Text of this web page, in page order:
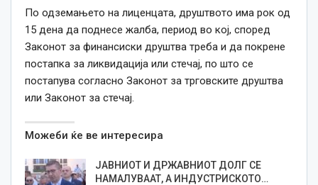
По одземањето на лиценцата, друштвото има рок од
15 дена да поднесе жалба, период во кој, според
Законот за финансиски друштва треба и да покрене
постапка за ликвидација или стечај, по што се
постапува согласно Законот за трговските друштва
или Законот за стечај.
Можеби ќе ве интересира
ЈАВНИОТ И ДРЖАВНИОТ ДОЛГ СЕ
НАМАЛУВААТ, А ИНДУСТРИСКОТО…